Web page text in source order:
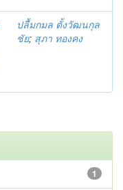
ปลื้มกมล ตั้งวัฒนกุล
ชัย; สุภา ทองคง
1